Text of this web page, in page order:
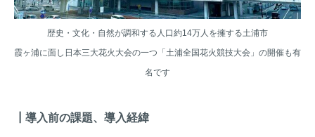
歴史・文化・自然が調和する人口約14万人を擁する土浦市
霞ヶ浦に面し日本三大花火大会の一つ「土浦全国花火競技大会」の開催も有
名です
┃導入前の課題、導入経緯